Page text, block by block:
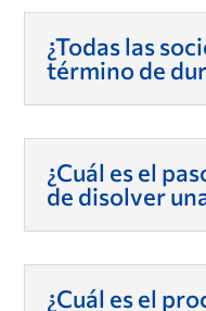
¿Todas las
término de
¿Cuál es el
de disolver
¿Cuál es el